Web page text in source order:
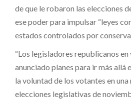
de que le robaron las elecciones
ese poder para impulsar “leyes
estados controlados por
“Los legisladores republicanos en
anunciado planes para ir más allá
la voluntad de los votantes en una
elecciones legislativas de